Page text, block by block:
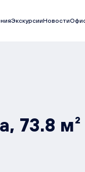
ЭкскурсииНовости
73.8 м²